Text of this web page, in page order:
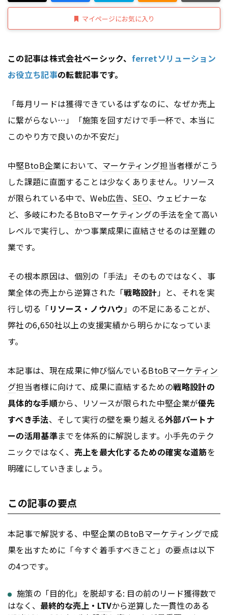
マイページにお気に入り
この記事は株式会社ベーシック、 ferretソリューション
お役立ち記事の転載記事です。
「毎月リードは獲得できているはずなのに、なぜか売上
に繋がらない…」「施策を回すだけで手一杯で、本当に
このやり方で良いのか不安だ」
中堅BtoB企業において、 マーケティング担当者様がこう
した課題に直面することは少なくありません。リソース
が限られている中で、Web広告、 SEO、ウェビナーな
ど、多岐にわたるBtoBマーケティングの手法を全て高い
レベルで実行し、かつ事業成果に直結させるのは至難の
業です。
その根本原因は、個別の「手法」そのものではなく、事
業全体の売上から逆算された「戦略設計」と、それを実
行し切る「 リソース・ノウハウ」の不足にあることが、
弊社の6,650社以上の支援実績から明らかになっていま
す。
本記事は、現在成果に伸び悩んでいるBtoBマーケティン
グ担当者様に向けて、成果に直結するための戦略設計の
具体的な手順から、リソースが限られた中堅企業が優先
すべき手法、そして実行の壁を乗り越える外部パートナ
ーの活用基準までを体系的に解説します。小手先のテク
ニックではなく、 売上を最大化するための確実な道筋を
明確にしていきましょう。
この記事の要点
本記事で解説する、中堅企業のBtoBマーケティングで成
果を出すために「今すぐ着手すべきこと」の要点は以下
の4つです。
施策の「目的化」を脱却する: 目の前のリード獲得数で
はなく、 最終的な売上・ LTVから逆算した一貫性のある